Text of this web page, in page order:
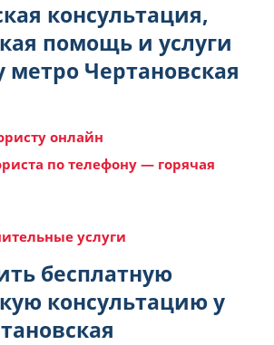
консультация,
помощь и услуги
метро Чертановская
онлайн
по телефону — горячая
услуги
бесплатную
консультацию у